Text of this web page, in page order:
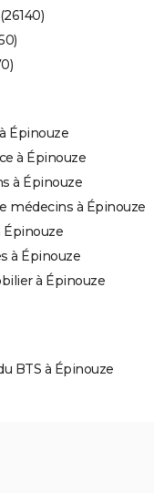
Épinouze
à Épinouze
à Épinouze
médecins à Épinouze
Épinouze
à Épinouze
à Épinouze
BTS à Épinouze